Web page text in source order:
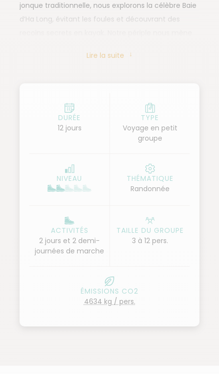
jonque traditionnelle, nous explorons la célèbre Baie
d’Ha Long, évitant les foules et découvrant des
du Song Chay, où nous entamons un trek à travers
avec les minorités ethniques Daos rouges ou
Hmongs et des panoramas à couper le souffle. Nous
terminons ce voyage inoubliable par une visite
guidée d’Hanoï, imprégnée de traditions. Un voyage
immersion culturelle au cœur de paysages naturels
préservés.
Lire la suite
DURÉE
12 jours
TYPE
Voyage en petit
groupe
NIVEAU
THÉMATIQUE
Randonnée
ACTIVITÉS
2 jours et 2 demi-
journées de marche
TAILLE DU GROUPE
3 à 12 pers.
ÉMISSIONS CO2
4634 kg / pers.